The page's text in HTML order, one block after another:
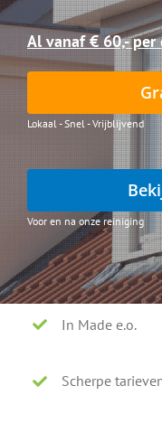
Al vanaf € 60,- per
Lokaal - Snel - Vrijblijvend
Voor en na onze reiniging
In Made e.o.
Scherpe